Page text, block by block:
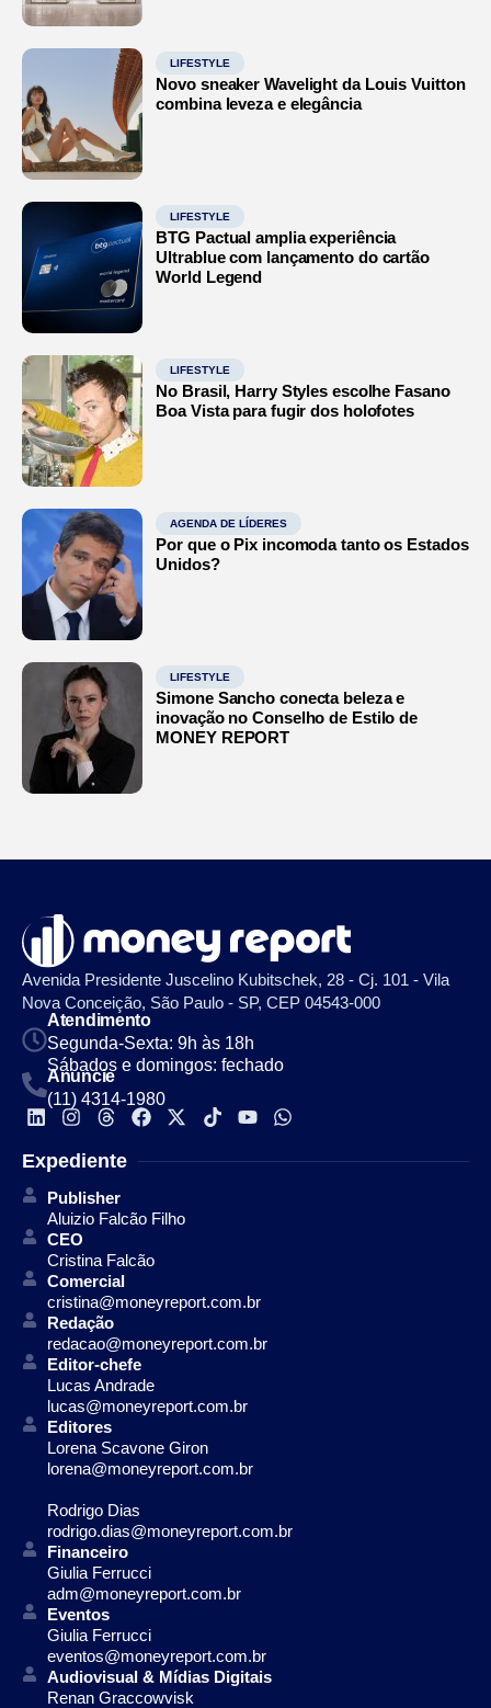
LIFESTYLE
Novo sneaker Wavelight da Louis Vuitton
combina leveza e elegância
LIFESTYLE
BTG Pactual amplia experiência
Ultrablue com lançamento do cartão
World Legend
LIFESTYLE
No Brasil, Harry Styles escolhe Fasano
Boa Vista para fugir dos holofotes
AGENDA DE LÍDERES
Por que o Pix incomoda tanto os Estados
Unidos?
LIFESTYLE
Simone Sancho conecta beleza e
inovação no Conselho de Estilo de
MONEY REPORT
Avenida Presidente Juscelino Kubitschek, 28 - Cj. 101 - Vila
Nova Conceição, São Paulo - SP, CEP 04543-000
Atendimento
Segunda-Sexta: 9h às 18h
Sábados e domingos: fechado
Anuncie
(11) 4314-1980
Expediente
Publisher
Aluizio Falcão Filho
CEO
Cristina Falcão
Comercial
cristina@moneyreport.com.br
Redação
redacao@moneyreport.com.br
Editor-chefe
Lucas Andrade
lucas@moneyreport.com.br
Editores
Lorena Scavone Giron
lorena@moneyreport.com.br
Rodrigo Dias
rodrigo.dias@moneyreport.com.br
Financeiro
Giulia Ferrucci
adm@moneyreport.com.br
Eventos
Giulia Ferrucci
eventos@moneyreport.com.br
Audiovisual & Mídias Digitais
Renan Graccowvisk